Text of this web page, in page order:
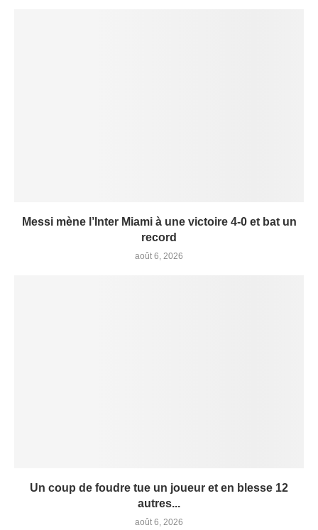
Messi mène l’Inter Miami à une victoire 4-0 et bat un
record
août 6, 2026
Un coup de foudre tue un joueur et en blesse 12
autres...
août 6, 2026